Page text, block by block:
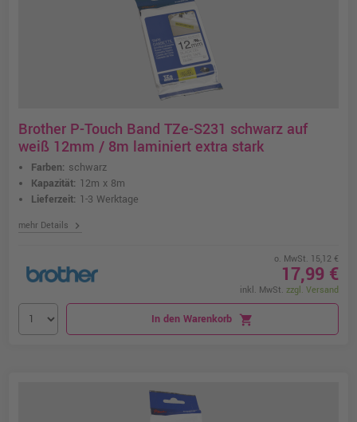
Brother P-Touch Band TZe-S231 schwarz auf
weiß 12mm / 8m laminiert extra stark
Farben: schwarz
Kapazität: 12m x 8m
Lieferzeit: 1-3 Werktage
mehr Details chevron_right
o. MwSt. 15,12 €
17,99 €
inkl. MwSt. zzgl. Versand
In den Warenkorb shopping_cart